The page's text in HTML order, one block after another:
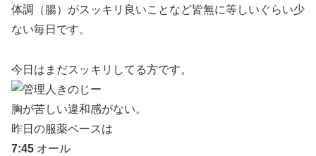
体調（腸）がスッキリ良いことなど皆無に等しいぐらい少
ない毎日です。
今日はまだスッキリしてる方です。
胸が苦しい違和感がない。
昨日の服薬ペースは
7:45 オール